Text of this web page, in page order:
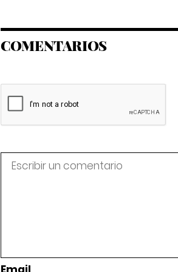
COMENTARIOS